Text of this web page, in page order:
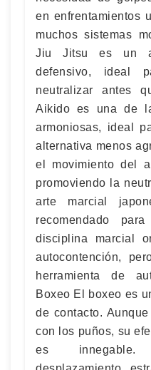
en enfrentamientos
muchos sistemas
Jiu Jitsu es un
defensivo, ideal
neutralizar antes
Aikido es una de
armoniosas, ideal
alternativa menos
el movimiento del
promoviendo la
arte marcial
recomendado
disciplina marcial
autocontención,
herramienta de
Boxeo El boxeo es
de contacto.
con los puños, su
es innegable.